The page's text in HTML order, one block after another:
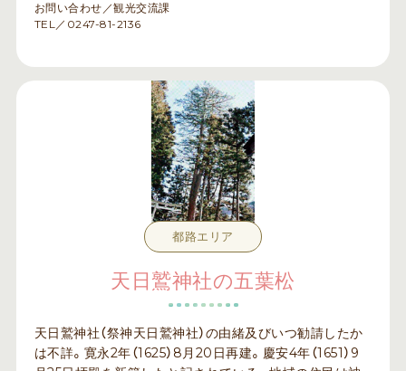
お問い合わせ／観光交流課
TEL／0247-81-2136
都路エリア
天日鷲神社の五葉松
天日鷲神社（祭神天日鷲神社）の由緒及びいつ勧請したか
は不詳。寛永2年（1625）8月20日再建。慶安4年（1651）9